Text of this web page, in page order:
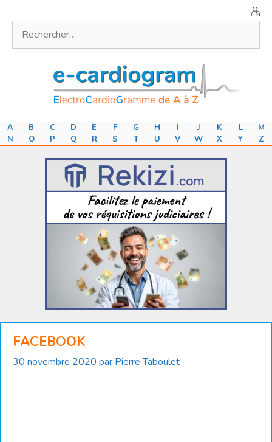
contenu
A B C D E F G H I J K L
M
N
O P Q R S T U V W X Y Z
FACEBOOK
30 novembre 2020 par Pierre Taboulet